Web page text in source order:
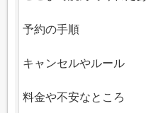
予約の手順
キャンセルやルール
料金や不安なところ